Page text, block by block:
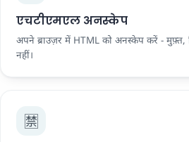
एचटीएमएल अनस्केप
अपने ब्राउज़र में HTML को अनस्केप करें - मुफ़्त,
नहीं।
🈲